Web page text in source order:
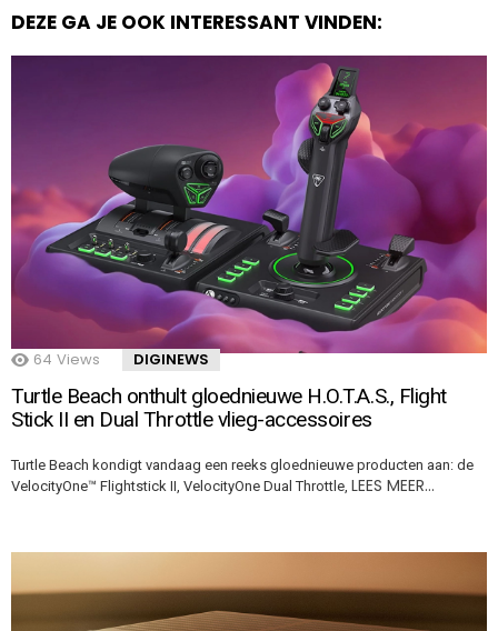
DEZE GA JE OOK INTERESSANT VINDEN:
64 Views DIGINEWS
Turtle Beach onthult gloednieuwe H.O.T.A.S., Flight
Stick II en Dual Throttle vlieg-accessoires
Turtle Beach kondigt vandaag een reeks gloednieuwe producten aan: de
VelocityOne™ Flightstick II, VelocityOne Dual Throttle, LEES MEER…